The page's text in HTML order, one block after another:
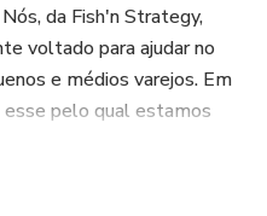
da Fish'n Strategy,
voltado para ajudar no
e médios varejos. Em
pelo qual estamos
esse mini-curso. O